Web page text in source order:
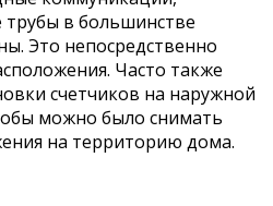
трубы в большинстве
Это непосредственно
Часто также
счетчиков на наружной
можно было снимать
на территорию дома.